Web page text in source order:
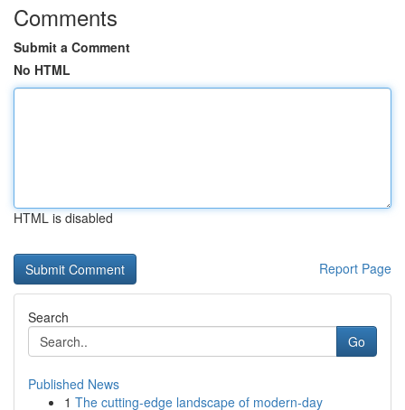
Comments
Submit a Comment
No HTML
HTML is disabled
Report Page
Search
Go
Published News
1 The cutting-edge landscape of modern-day